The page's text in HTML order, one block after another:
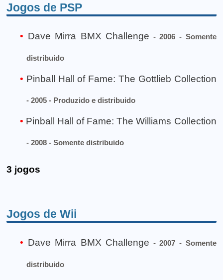
Jogos de PSP
Dave Mirra BMX Challenge - 2006 - Somente
distribuido
Pinball Hall of Fame: The Gottlieb Collection
- 2005 - Produzido e distribuido
Pinball Hall of Fame: The Williams Collection
- 2008 - Somente distribuido
3 jogos
Jogos de Wii
Dave Mirra BMX Challenge - 2007 - Somente
distribuido